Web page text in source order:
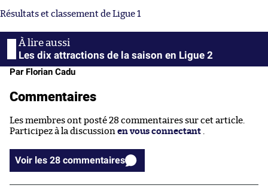
Résultats et classement de Ligue 1
Les dix attractions de la saison en Ligue 2
Par Florian Cadu
Commentaires
Les membres ont posté 28 commentaires sur cet article.
Participez à la discussion en vous connectant
Voir les 28 commentaires